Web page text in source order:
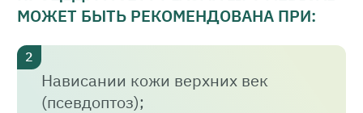
МОЖЕТ БЫТЬ РЕКОМЕНДОВАНА ПРИ:
Нависании кожи верхних век
(псевдоптоз);